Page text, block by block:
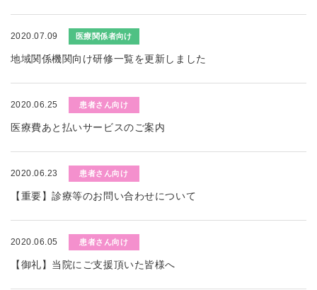
2020.07.09 医療関係者向け
地域関係機関向け研修一覧を更新しました
2020.06.25 患者さん向け
医療費あと払いサービスのご案内
2020.06.23 患者さん向け
【重要】診療等のお問い合わせについて
2020.06.05 患者さん向け
【御礼】当院にご支援頂いた皆様へ